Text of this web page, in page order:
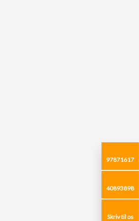
97871617
40893898
Skriv til os​